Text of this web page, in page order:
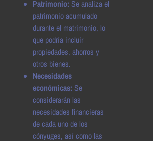
Patrimonio: Se analiza el
patrimonio acumulado
durante el matrimonio, lo
que podría incluir
propiedades, ahorros y
otros bienes.
Necesidades
económicas: Se
considerarán las
necesidades financieras
de cada uno de los
cónyuges, así como las